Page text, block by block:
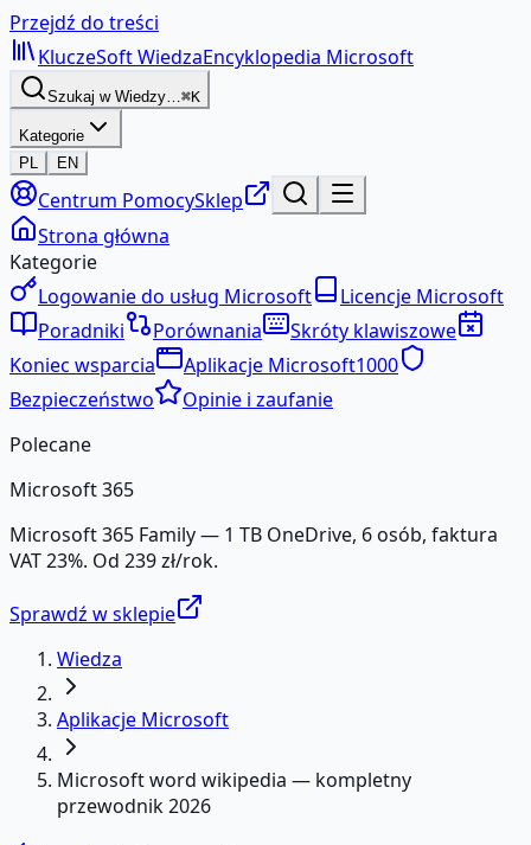
Przejdź do treści
KluczeSoftWiedzaEncyklopedia Microsoft
Szukaj w Wiedzy…⌘K
Kategorie
PL
EN
Centrum PomocySklep
Strona główna
Kategorie
Logowanie do usług Microsoft
Licencje Microsoft
Poradniki
Porównania
Skróty klawiszowe
Koniec wsparcia
Aplikacje Microsoft1000
Bezpieczeństwo
Opinie i zaufanie
Polecane
Microsoft 365
Microsoft 365 Family — 1 TB OneDrive, 6 osób, faktura
VAT 23%. Od 239 zł/rok.
Sprawdź w sklepie
Wiedza
Aplikacje Microsoft
Microsoft word wikipedia — kompletny
przewodnik 2026